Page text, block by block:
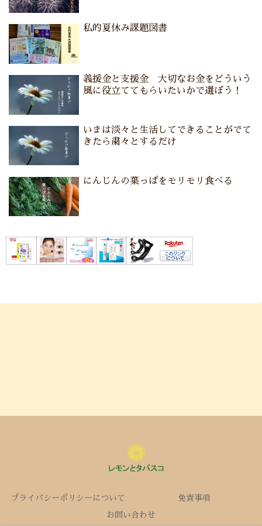
私的夏休み課題図書
義援金と支援金 大切なお金をどういう
風に役立ててもらいたいかで選ぼう！
いまは淡々と生活してできることがでて
きたら粛々とするだけ
にんじんの葉っぱをモリモリ食べる
プライバシーポリシーについて 免責事項
お問い合わせ